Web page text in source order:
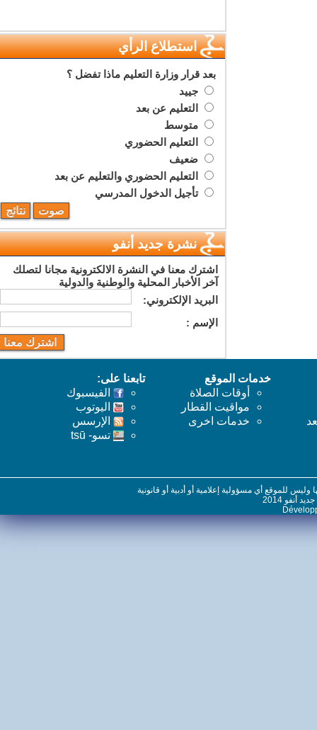
استطلاع الرأي
بعد قرار وزارة التعليم ماذا تفضل ؟
جييد
التعليم عن بعد
متوسط
التعليم الحضوري
ضعيف
التعليم الحضوري والتعليم عن بعد
تأجيل الدخول المدرسي
نشرة جديد أنفو
اشترك معنا في النشرة الالكترونية مجانا لتصلك
آخر الأخبار المحلية والوطنية والدولية
البريد اﻹلكتروني:
اﻹسم :
خدمات الموقع
أوقات الصلاة
مواقيت القطار
خدمات اخرى
تابعنا على:
الفيسبوك
اليوتوب
اﻹرسس
تسو- tsū
للموقع أي مسؤولية إعلامية أو أدبية أو قانونية
2014